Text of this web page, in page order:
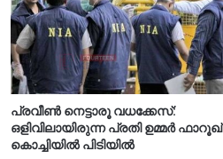
പ്രവീൺ നെട്ടാരൂ വധക്കേസ്:
ഒളിവിലായിരുന്ന പ്രതി ഉമ്മർ ഫാറൂഖ്
കൊച്ചിയിൽ പിടിയിൽ